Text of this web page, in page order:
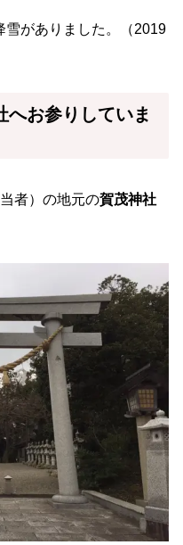
雪がありました。（2019
へお参りしていま
者）の地元の賀茂神社